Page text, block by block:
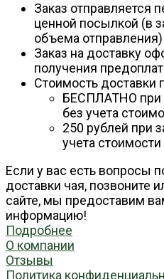
Заказ отправляется
ценной посылкой (в
объема отправления)
Заказ на доставку
получения
Стоимость доставки
БЕСПЛАТНО при
без учета
250 рублей при
учета
Если у вас есть вопросы
доставки чая, позвоните
сайте, мы предоставим
информацию!
Подробнее
О компании
Отзывы
Политика